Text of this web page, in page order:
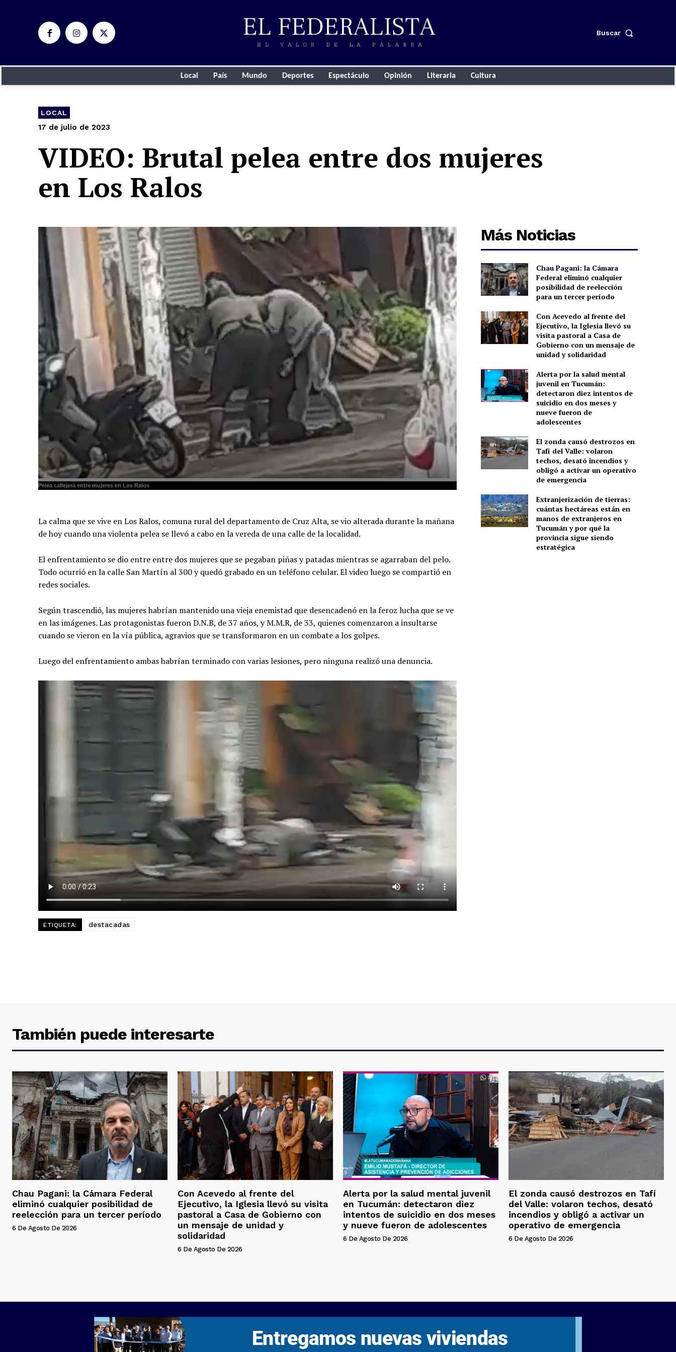
Buscar
Local País Mundo Deportes Espectáculo Opinión Literaria Cultura
LOCAL
17 de julio de 2023
VIDEO: Brutal pelea entre dos mujeres
en Los Ralos
Pelea callejera entre mujeres en Los Ralos
La calma que se vive en Los Ralos, comuna rural del departamento de Cruz Alta, se vio alterada durante la mañana
de hoy cuando una violenta pelea se llevó a cabo en la vereda de una calle de la localidad.
El enfrentamiento se dio entre entre dos mujeres que se pegaban piñas y patadas mientras se agarraban del pelo.
Todo ocurrió en la calle San Martín al 300 y quedó grabado en un teléfono celular. El video luego se compartió en
redes sociales.
Según trascendió, las mujeres habrían mantenido una vieja enemistad que desencadenó en la feroz lucha que se ve
en las imágenes. Las protagonistas fueron D.N.B, de 37 años, y M.M.R, de 33, quienes comenzaron a insultarse
cuando se vieron en la vía pública, agravios que se transformaron en un combate a los golpes.
Luego del enfrentamiento ambas habrían terminado con varias lesiones, pero ninguna realizó una denuncia.
ETIQUETA: destacadas
Más Noticias
Chau Pagani: la Cámara
Federal eliminó cualquier
posibilidad de reelección
para un tercer período
Con Acevedo al frente del
Ejecutivo, la Iglesia llevó su
visita pastoral a Casa de
Gobierno con un mensaje de
unidad y solidaridad
Alerta por la salud mental
juvenil en Tucumán:
detectaron diez intentos de
suicidio en dos meses y
nueve fueron de
adolescentes
El zonda causó destrozos en
Tafí del Valle: volaron
techos, desató incendios y
obligó a activar un operativo
de emergencia
Extranjerización de tierras:
cuántas hectáreas están en
manos de extranjeros en
Tucumán y por qué la
provincia sigue siendo
estratégica
También puede interesarte
Chau Pagani: la Cámara Federal
eliminó cualquier posibilidad de
reelección para un tercer período
6 De Agosto De 2026
Con Acevedo al frente del
Ejecutivo, la Iglesia llevó su visita
pastoral a Casa de Gobierno con
un mensaje de unidad y
solidaridad
6 De Agosto De 2026
Alerta por la salud mental juvenil
en Tucumán: detectaron diez
intentos de suicidio en dos meses
y nueve fueron de adolescentes
6 De Agosto De 2026
El zonda causó destrozos en Tafí
del Valle: volaron techos, desató
incendios y obligó a activar un
operativo de emergencia
6 De Agosto De 2026